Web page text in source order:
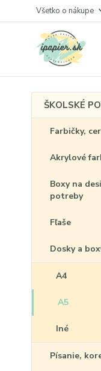
Všetko o nákupe
ŠKOLSKÉ
Farbičky,
Akrylové
Boxy na
potreby
Fľaše
Dosky a
A4
A5
Iné
Písanie,